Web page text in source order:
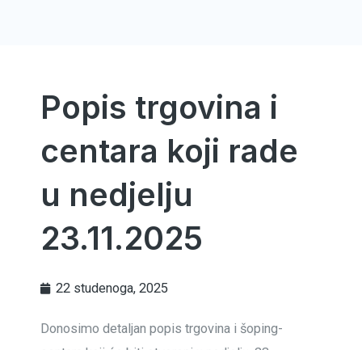
Popis trgovina i
centara koji rade
u nedjelju
23.11.2025
22 studenoga, 2025
Donosimo detaljan popis trgovina i šoping-